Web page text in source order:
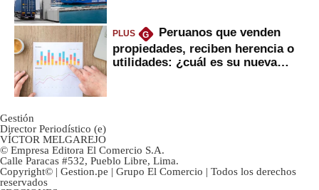
PLUS G
Peruanos que venden
propiedades, reciben herencia o
utilidades: ¿cuál es su nueva
Gestión
Director Periodístico (e)
VÍCTOR MELGAREJO
© Empresa Editora El Comercio S.A.
Calle Paracas #532, Pueblo Libre, Lima.
Copyright© | Gestion.pe | Grupo El Comercio | Todos los derechos
reservados